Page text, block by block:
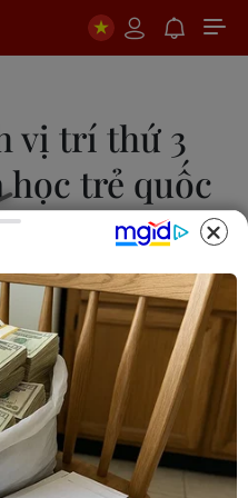
vị trí thứ 3
trẻ quốc
tham gia Kỳ thi Khoa
tổ chức tại Botswana
giải, trong đó bốn em
hai em giành Huy